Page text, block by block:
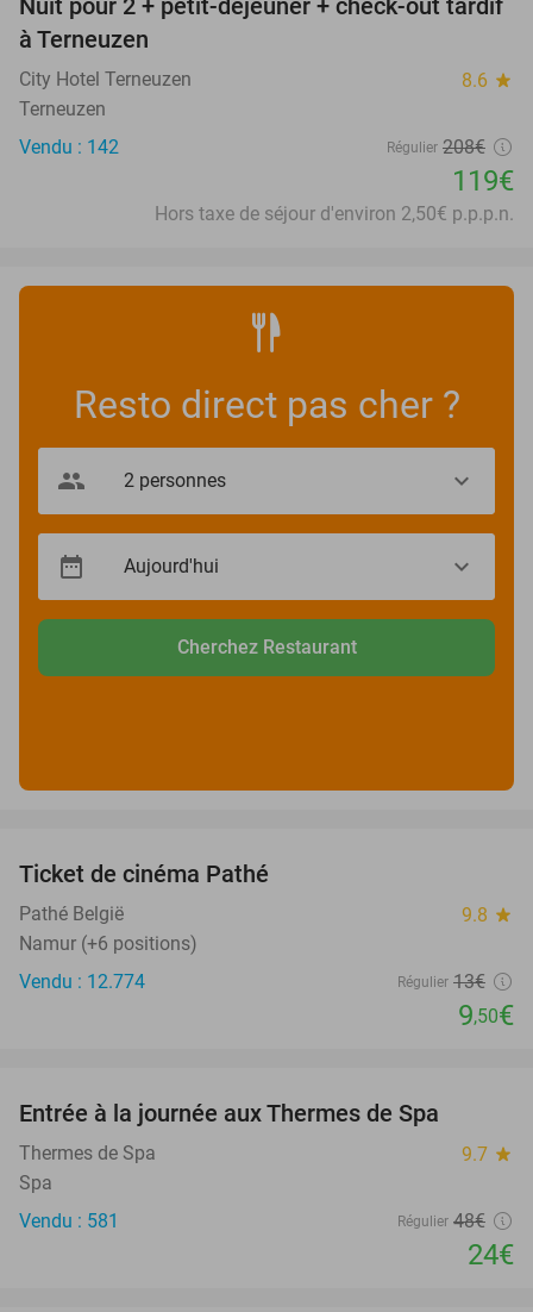
43%
Nuit pour 2 + petit-déjeuner + check-out tardif
à Terneuzen
City Hotel Terneuzen 8.6 star
Terneuzen
Vendu : 142
Régulier 208€
119€
Hors taxe de séjour d'environ 2,50€ p.p.p.n.
Resto direct pas cher ?
Cherchez Restaurant
Ticket de cinéma Pathé
Pathé België 9.8 star
Namur (+6 positions)
Vendu : 12.774
Régulier 13€
9,50€
Entrée à la journée aux Thermes de Spa
Thermes de Spa 9.7 star
Spa
Vendu : 581
Régulier 48€
24€